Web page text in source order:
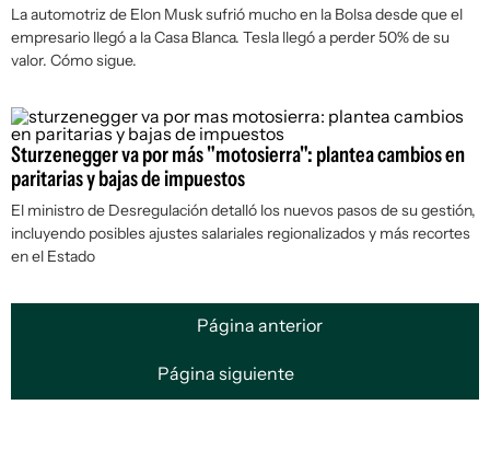
La automotriz de Elon Musk sufrió mucho en la Bolsa desde que el
empresario llegó a la Casa Blanca. Tesla llegó a perder 50% de su
valor. Cómo sigue.
Sturzenegger va por más "motosierra": plantea cambios en
paritarias y bajas de impuestos
El ministro de Desregulación detalló los nuevos pasos de su gestión,
incluyendo posibles ajustes salariales regionalizados y más recortes
en el Estado
Página anterior
Página siguiente